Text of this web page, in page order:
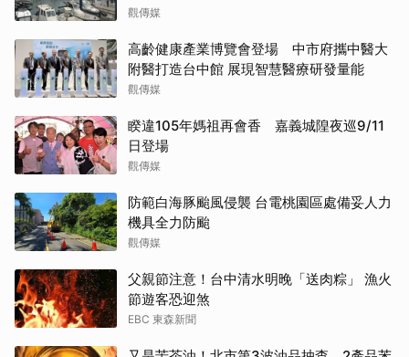
觀傳媒
高齡健康產業博覽會登場 中市府攜中醫大
附醫打造台中館 展現智慧醫療研發量能
觀傳媒
睽違105年媽祖再會香 嘉義城隍夜巡9/11
日登場
觀傳媒
防範白海豚颱風侵襲 台電桃園區處備妥人力
機具全力防颱
觀傳媒
父親節注意！台中清水明晚「送肉粽」 漁火
節遊客恐迎煞
EBC 東森新聞